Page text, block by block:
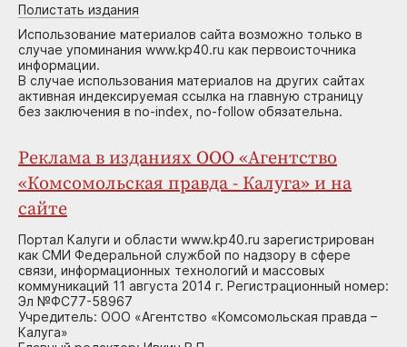
Полистать издания
Использование материалов сайта возможно только в
случае упоминания www.kp40.ru как первоисточника
информации.
В случае использования материалов на других сайтах
активная индексируемая ссылка на главную страницу
без заключения в no-index, no-follow обязательна.
Реклама в изданиях ООО «Агентство
«Комсомольская правда - Калуга» и на
сайте
Портал Калуги и области www.kp40.ru зарегистрирован
как СМИ Федеральной службой по надзору в сфере
связи, информационных технологий и массовых
коммуникаций 11 августа 2014 г. Регистрационный номер:
Эл №ФС77-58967
Учредитель: ООО «Агентство «Комсомольская правда –
Калуга»